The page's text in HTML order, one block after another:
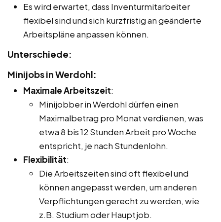
Es wird erwartet, dass Inventurmitarbeiter
flexibel sind und sich kurzfristig an geänderte
Arbeitspläne anpassen können.
Unterschiede:
Minijobs in Werdohl:
Maximale Arbeitszeit:
Minijobber in Werdohl dürfen einen
Maximalbetrag pro Monat verdienen, was
etwa 8 bis 12 Stunden Arbeit pro Woche
entspricht, je nach Stundenlohn.
Flexibilität:
Die Arbeitszeiten sind oft flexibel und
können angepasst werden, um anderen
Verpflichtungen gerecht zu werden, wie
z.B. Studium oder Hauptjob.